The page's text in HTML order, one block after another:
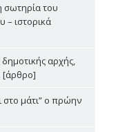
σωτηρία του
– ιστορικά
αρχής,
[άρθρο]
στο μάτι” ο πρώην